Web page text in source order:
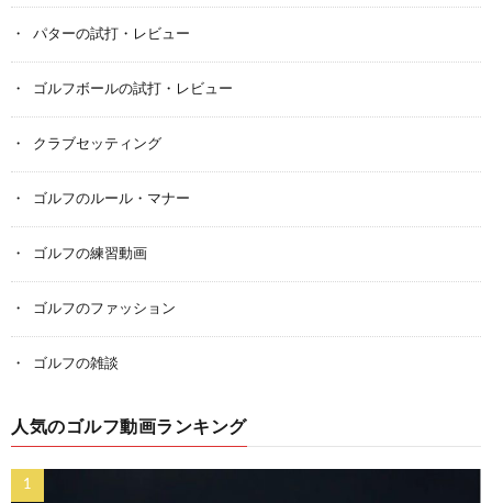
パターの試打・レビュー
ゴルフボールの試打・レビュー
クラブセッティング
ゴルフのルール・マナー
ゴルフの練習動画
ゴルフのファッション
ゴルフの雑談
人気のゴルフ動画ランキング